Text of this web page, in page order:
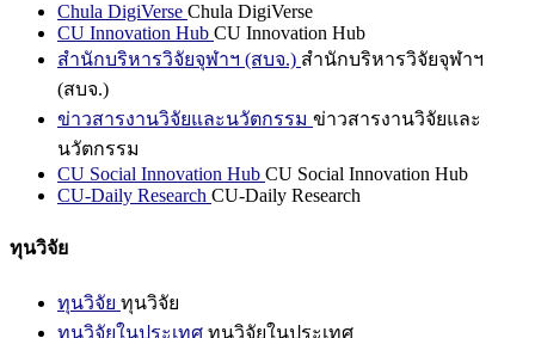
Chula DigiVerse Chula DigiVerse
CU Innovation Hub CU Innovation Hub
สำนักบริหารวิจัยจุฬาฯ (สบจ.) สำนักบริหารวิจัยจุฬาฯ
(สบจ.)
ข่าวสารงานวิจัยและนวัตกรรม ข่าวสารงานวิจัยและ
นวัตกรรม
CU Social Innovation Hub CU Social Innovation Hub
CU-Daily Research CU-Daily Research
ทุนวิจัย
ทุนวิจัย ทุนวิจัย
ทุนวิจัยในประเทศ ทุนวิจัยในประเทศ